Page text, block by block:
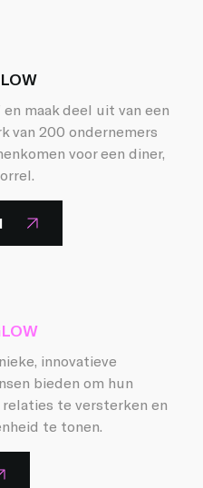
maak deel uit van een
van 200 ondernemers
voor een diner,
innovatieve
bieden om hun
te versterken en
te tonen.